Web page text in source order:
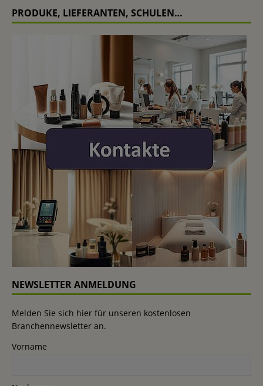
PRODUKE, LIEFERANTEN, SCHULEN…
NEWSLETTER ANMELDUNG
Melden Sie sich hier für unseren kostenlosen
Branchennewsletter an.
Vorname